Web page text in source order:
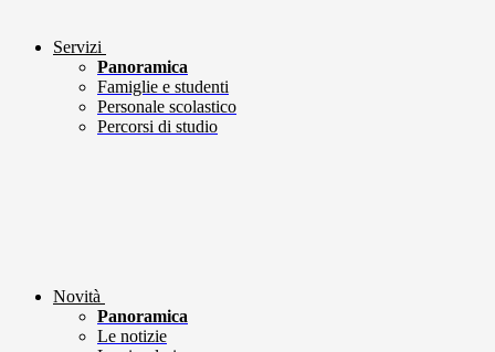
Servizi
Panoramica
Famiglie e studenti
Personale scolastico
Percorsi di studio
Novità
Panoramica
Le notizie